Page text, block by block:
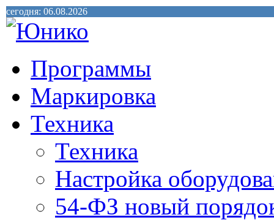
сегодня: 06.08.2026
Программы
Маркировка
Техника
Техника
Настройка
54-ФЗ новый